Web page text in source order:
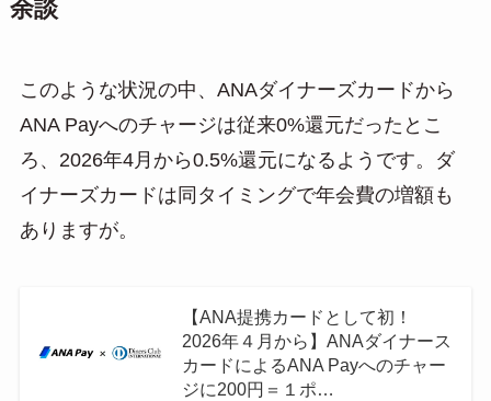
余談
このような状況の中、ANAダイナーズカードから
ANA Payへのチャージは従来0%還元だったとこ
ろ、2026年4月から0.5%還元になるようです。ダ
イナーズカードは同タイミングで年会費の増額も
ありますが。
【ANA提携カードとして初！
2026年４月から】ANAダイナース
カードによるANA Payへのチャー
ジに200円＝１ポ…